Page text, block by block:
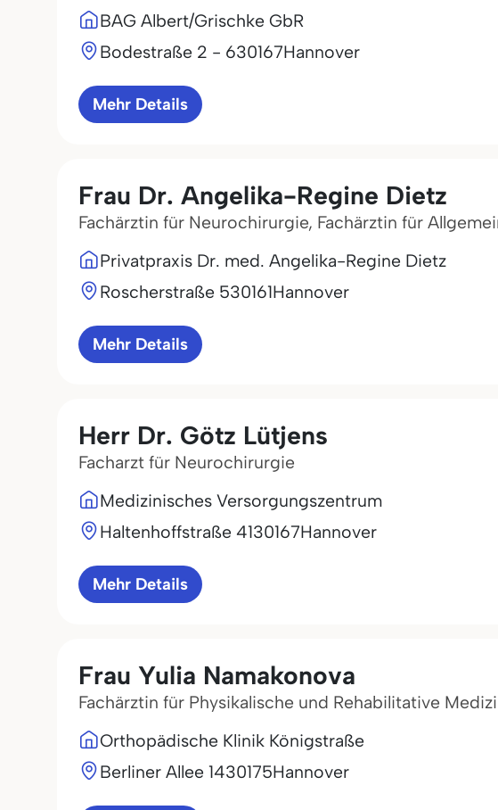
BAG Albert/Grischke GbR
Bodestraße 2 - 630167Hannover
Mehr Details
Frau Dr. Angelika-Regine Dietz
Fachärztin für Neurochirurgie, Fachärztin für
Privatpraxis Dr. med. Angelika-Regine Dietz
Roscherstraße 530161Hannover
Mehr Details
Herr Dr. Götz Lütjens
Facharzt für Neurochirurgie
Medizinisches Versorgungszentrum
Haltenhoffstraße 4130167Hannover
Mehr Details
Frau Yulia Namakonova
Fachärztin für Physikalische und Rehabilitative
Orthopädische Klinik Königstraße
Berliner Allee 1430175Hannover